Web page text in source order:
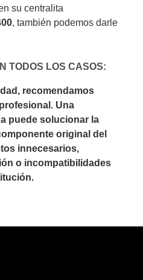
su centralita
, también podemos darle
TODOS LOS CASOS:
recomendamos
Una
puede solucionar la
original del
innecesarios,
o incompatibilidades